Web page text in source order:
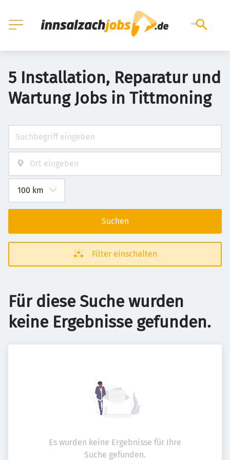
5 Installation, Reparatur und
Wartung Jobs in Tittmoning
Suchen
Filter einschalten
Für diese Suche wurden
keine Ergebnisse gefunden.
Es wurden keine Ergebnisse für Ihre
Suche gefunden.